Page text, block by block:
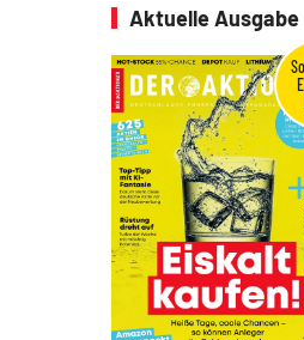
Aktuelle Ausgabe